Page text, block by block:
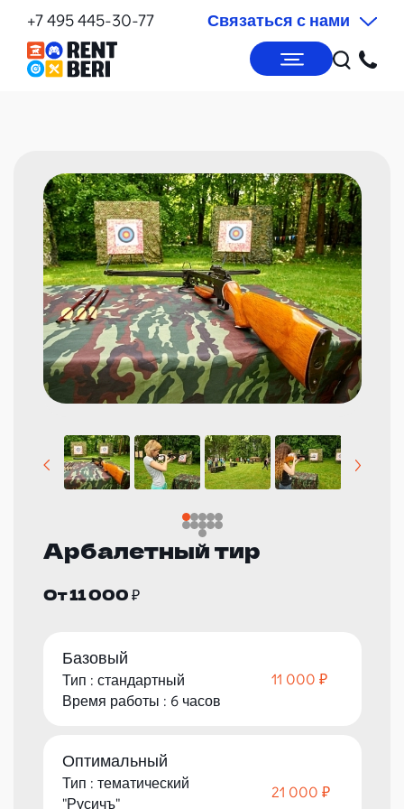
+7 495 445-30-77 Связаться с нами
Арбалетный тир
От 11 000 ₽
Базовый
Тип : стандартный
Время работы : 6 часов
11 000 ₽
Оптимальный
Тип : тематический
"Русичъ"
21 000 ₽